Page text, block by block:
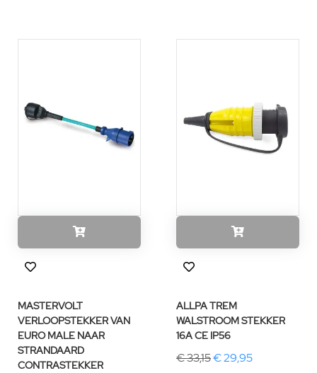
MASTERVOLT
VERLOOPSTEKKER VAN
EURO MALE NAAR
STRANDAARD
CONTRASTEKKER
ALLPA TREM
WALSTROOM STEKKER
16A CE IP56
€ 33,15€ 29,95